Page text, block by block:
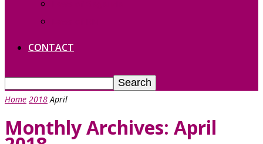
CONTACT
Home 2018 April
Monthly Archives: April